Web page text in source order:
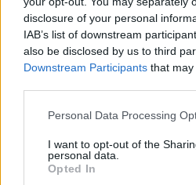
disclosure of your personal
IAB’s list of downstream
also be disclosed by us to third
Downstream Participants that
Personal Data Processing
I want to opt-out of the
personal data.
Opted In